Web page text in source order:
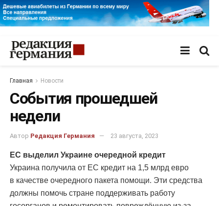
Главная Новости
События прошедшей
недели
Автор Редакция Германия 23 августа, 2023
ЕС выделил Украине очередной кредит
Украина получила от ЕС кредит на 1,5 млрд евро
в качестве очередного пакета помощи. Эти средства
должны помочь стране поддерживать работу